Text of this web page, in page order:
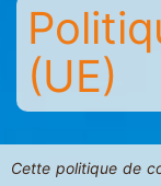
de
la
vallée
des
-
(UE)
Cette politique de